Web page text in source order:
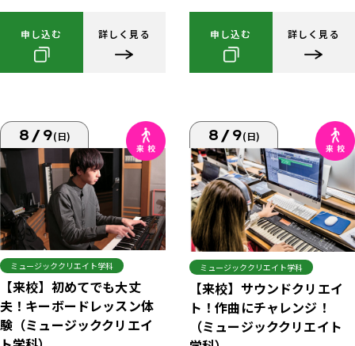
申し込む 詳しく見る 申し込む 詳しく見る
8/9(日)
ミュージッククリエイト学科
【来校】初めてでも大丈
夫！キーボードレッスン体
験（ミュージッククリエイ
8/9(日)
ミュージッククリエイト学科
【来校】サウンドクリエイ
ト！作曲にチャレンジ！
（ミュージッククリエイト